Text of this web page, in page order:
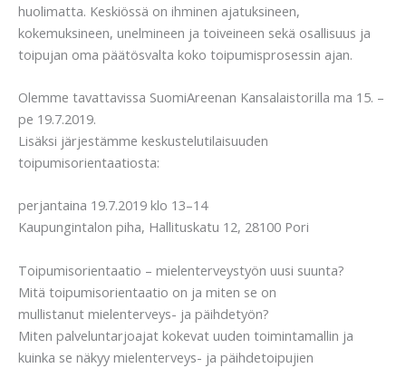
huolimatta. Keskiössä on ihminen ajatuksineen,
kokemuksineen, unelmineen ja toiveineen sekä osallisuus ja
toipujan oma päätösvalta koko toipumisprosessin ajan.
Olemme tavattavissa SuomiAreenan Kansalaistorilla ma 15. –
pe 19.7.2019.
Lisäksi järjestämme keskustelutilaisuuden
toipumisorientaatiosta:
perjantaina 19.7.2019 klo 13–14
Kaupungintalon piha, Hallituskatu 12, 28100 Pori
Toipumisorientaatio – mielenterveystyön uusi suunta?
Mitä toipumisorientaatio on ja miten se on
mullistanut mielenterveys- ja päihdetyön?
Miten palveluntarjoajat kokevat uuden toimintamallin ja
kuinka se näkyy mielenterveys- ja päihdetoipujien